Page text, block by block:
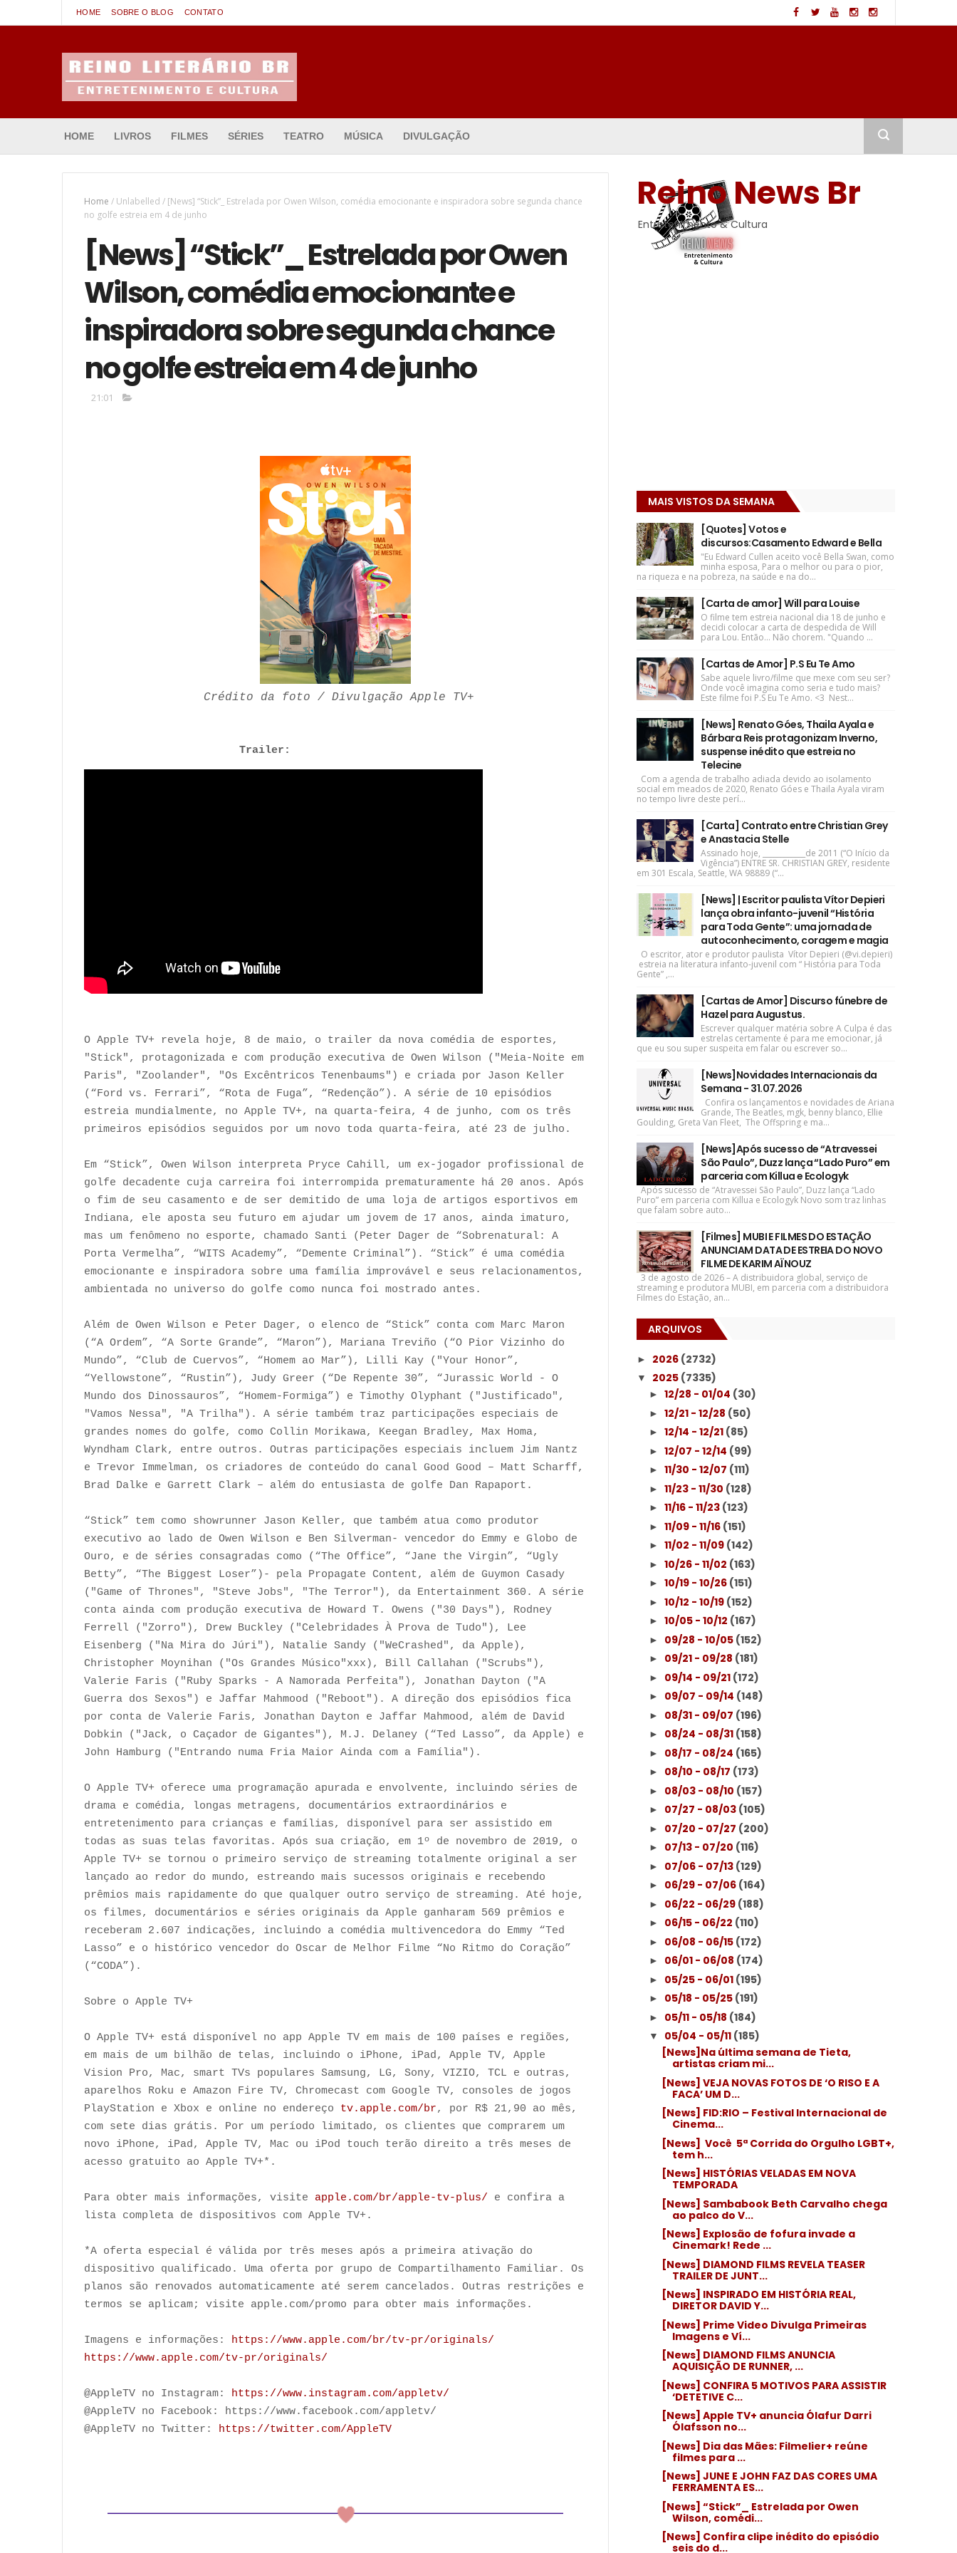
HOME SOBRE O BLOG CONTATO
HOME LIVROS FILMES SÉRIES TEATRO MÚSICA DIVULGAÇÃO
Home / Unlabelled / [News] “Stick”_ Estrelada por Owen Wilson, comédia emocionante e inspiradora sobre segunda chance
no golfe estreia em 4 de junho
[News] “Stick”_ Estrelada por Owen
Wilson, comédia emocionante e
inspiradora sobre segunda chance
no golfe estreia em 4 de junho
21:01
Crédito da foto / Divulgação Apple TV+
Trailer:
O Apple TV+ revela hoje, 8 de maio, o trailer da nova comédia de esportes,
"Stick", protagonizada e com produção executiva de Owen Wilson ("Meia-Noite em
Paris", "Zoolander", "Os Excêntricos Tenenbaums") e criada por Jason Keller
(“Ford vs. Ferrari”, “Rota de Fuga”, “Redenção”). A série de 10 episódios
estreia mundialmente, no Apple TV+, na quarta-feira, 4 de junho, com os três
primeiros episódios seguidos por um novo toda quarta-feira, até 23 de julho.
Em “Stick”, Owen Wilson interpreta Pryce Cahill, um ex-jogador profissional de
golfe decadente cuja carreira foi interrompida prematuramente há 20 anos. Após
o fim de seu casamento e de ser demitido de uma loja de artigos esportivos em
Indiana, ele aposta seu futuro em ajudar um jovem de 17 anos, ainda imaturo,
mas um fenômeno no esporte, chamado Santi (Peter Dager de “Sobrenatural: A
Porta Vermelha”, “WITS Academy”, “Demente Criminal”). “Stick” é uma comédia
emocionante e inspiradora sobre uma família improvável e seus relacionamentos,
ambientada no universo do golfe como nunca foi mostrado antes.
Além de Owen Wilson e Peter Dager, o elenco de “Stick” conta com Marc Maron
(“A Ordem”, “A Sorte Grande”, “Maron”), Mariana Treviño (“O Pior Vizinho do
Mundo”, “Club de Cuervos”, “Homem ao Mar”), Lilli Kay ("Your Honor”,
“Yellowstone”, “Rustin”), Judy Greer (“De Repente 30”, “Jurassic World - O
Mundo dos Dinossauros”, “Homem-Formiga”) e Timothy Olyphant ("Justificado",
"Vamos Nessa", "A Trilha"). A série também traz participações especiais de
grandes nomes do golfe, como Collin Morikawa, Keegan Bradley, Max Homa,
Wyndham Clark, entre outros. Outras participações especiais incluem Jim Nantz
e Trevor Immelman, os criadores de conteúdo do canal Good Good – Matt Scharff,
Brad Dalke e Garrett Clark – além do entusiasta de golfe Dan Rapaport.
“Stick” tem como showrunner Jason Keller, que também atua como produtor
executivo ao lado de Owen Wilson e Ben Silverman- vencedor do Emmy e Globo de
Ouro, e de séries consagradas como (“The Office”, “Jane the Virgin”, “Ugly
Betty”, “The Biggest Loser”)- pela Propagate Content, além de Guymon Casady
("Game of Thrones", "Steve Jobs", "The Terror"), da Entertainment 360. A série
conta ainda com produção executiva de Howard T. Owens ("30 Days"), Rodney
Ferrell ("Zorro"), Drew Buckley ("Celebridades À Prova de Tudo"), Lee
Eisenberg ("Na Mira do Júri"), Natalie Sandy ("WeCrashed", da Apple),
Christopher Moynihan ("Os Grandes Músico"xxx), Bill Callahan ("Scrubs"),
Valerie Faris ("Ruby Sparks - A Namorada Perfeita"), Jonathan Dayton ("A
Guerra dos Sexos") e Jaffar Mahmood ("Reboot"). A direção dos episódios fica
por conta de Valerie Faris, Jonathan Dayton e Jaffar Mahmood, além de David
Dobkin ("Jack, o Caçador de Gigantes"), M.J. Delaney (“Ted Lasso”, da Apple) e
John Hamburg ("Entrando numa Fria Maior Ainda com a Família").
O Apple TV+ oferece uma programação apurada e envolvente, incluindo séries de
drama e comédia, longas metragens, documentários extraordinários e
entretenimento para crianças e famílias, disponível para ser assistido em
todas as suas telas favoritas. Após sua criação, em 1º de novembro de 2019, o
Apple TV+ se tornou o primeiro serviço de streaming totalmente original a ser
lançado ao redor do mundo, estreando mais sucessos originais e recebendo
prêmios mais rapidamente do que qualquer outro serviço de streaming. Até hoje,
os filmes, documentários e séries originais da Apple ganharam 569 prêmios e
receberam 2.607 indicações, incluindo a comédia multivencedora do Emmy “Ted
Lasso” e o histórico vencedor do Oscar de Melhor Filme “No Ritmo do Coração”
(“CODA”).
Sobre o Apple TV+
O Apple TV+ está disponível no app Apple TV em mais de 100 países e regiões,
em mais de um bilhão de telas, incluindo o iPhone, iPad, Apple TV, Apple
Vision Pro, Mac, smart TVs populares Samsung, LG, Sony, VIZIO, TCL e outras,
aparelhos Roku e Amazon Fire TV, Chromecast com Google TV, consoles de jogos
PlayStation e Xbox e online no endereço tv.apple.com/br, por R$ 21,90 ao mês,
com sete dias grátis. Por um período limitado, os clientes que comprarem um
novo iPhone, iPad, Apple TV, Mac ou iPod touch terão direito a três meses de
acesso gratuito ao Apple TV+*.
Para obter mais informações, visite apple.com/br/apple-tv-plus/ e confira a
lista completa de dispositivos com Apple TV+.
*A oferta especial é válida por três meses após a primeira ativação do
dispositivo qualificado. Uma oferta por grupo de Compartilhamento Familiar. Os
planos são renovados automaticamente até serem cancelados. Outras restrições e
termos se aplicam; visite apple.com/promo para obter mais informações.
Imagens e informações: https://www.apple.com/br/tv-pr/originals/
https://www.apple.com/tv-pr/originals/
@AppleTV no Instagram: https://www.instagram.com/appletv/
@AppleTV no Facebook: https://www.facebook.com/appletv/
@AppleTV no Twitter: https://twitter.com/AppleTV
Reino News Br
Entretenimento & Cultura
MAIS VISTOS DA SEMANA
[Quotes] Votos e
discursos:Casamento Edward e Bella
"Eu Edward Cullen aceito você Bella Swan, como
minha esposa, Para o melhor ou para o pior,
na riqueza e na pobreza, na saúde e na do...
[Carta de amor] Will para Louise
O filme tem estreia nacional dia 18 de junho e
decidi colocar a carta de despedida de Will
para Lou. Então... Não chorem. "Quando ...
[Cartas de Amor] P.S Eu Te Amo
Sabe aquele livro/filme que mexe com seu ser?
Onde você imagina como seria e tudo mais?
Este filme foi P.S Eu Te Amo. <3 Nest...
[News] Renato Góes, Thaila Ayala e
Bárbara Reis protagonizam Inverno,
suspense inédito que estreia no
Telecine
Com a agenda de trabalho adiada devido ao isolamento
social em meados de 2020, Renato Góes e Thaila Ayala viram
no tempo livre deste perí...
[Carta] Contrato entre Christian Grey
e Anastacia Stelle
Assinado hoje, ____________de 2011 (“O Início da
Vigência”) ENTRE SR. CHRISTIAN GREY, residente
em 301 Escala, Seattle, WA 98889 (“...
[News] | Escritor paulista Vítor Depieri
lança obra infanto-juvenil “História
para Toda Gente”: uma jornada de
autoconhecimento, coragem e magia
O escritor, ator e produtor paulista Vítor Depieri (@vi.depieri)
estreia na literatura infanto-juvenil com “ História para Toda
Gente” ,...
[Cartas de Amor] Discurso fúnebre de
Hazel para Augustus.
Escrever qualquer matéria sobre A Culpa é das
estrelas certamente é para me emocionar, já
que eu sou super suspeita em falar ou escrever so...
[News]Novidades Internacionais da
Semana - 31.07.2026
Confira os lançamentos e novidades de Ariana
Grande, The Beatles, mgk, benny blanco, Ellie
Goulding, Greta Van Fleet, The Offspring e ma...
[News]Após sucesso de “Atravessei
São Paulo”, Duzz lança “Lado Puro” em
parceria com Killua e Ecologyk
Após sucesso de “Atravessei São Paulo”, Duzz lança “Lado
Puro” em parceria com Killua e Ecologyk Novo som traz linhas
que falam sobre auto...
[Filmes] MUBI E FILMES DO ESTAÇÃO
ANUNCIAM DATA DE ESTREIA DO NOVO
FILME DE KARIM AÏNOUZ
3 de agosto de 2026 – A distribuidora global, serviço de
streaming e produtora MUBI, em parceria com a distribuidora
Filmes do Estação, an...
ARQUIVOS
► 2026 (2732)
▼ 2025 (7335)
►12/28 - 01/04 (30)
►12/21 - 12/28 (50)
►12/14 - 12/21 (85)
►12/07 - 12/14 (99)
►11/30 - 12/07 (111)
►11/23 - 11/30 (128)
►11/16 - 11/23 (123)
►11/09 - 11/16 (151)
►11/02 - 11/09 (142)
►10/26 - 11/02 (163)
►10/19 - 10/26 (151)
►10/12 - 10/19 (152)
►10/05 - 10/12 (167)
► 09/28 - 10/05 (152)
► 09/21 - 09/28 (181)
► 09/14 - 09/21 (172)
► 09/07 - 09/14 (148)
► 08/31 - 09/07 (196)
► 08/24 - 08/31 (158)
► 08/17 - 08/24 (165)
► 08/10 - 08/17 (173)
► 08/03 - 08/10 (157)
► 07/27 - 08/03 (105)
► 07/20 - 07/27 (200)
► 07/13 - 07/20 (116)
► 07/06 - 07/13 (129)
► 06/29 - 07/06 (164)
► 06/22 - 06/29 (188)
► 06/15 - 06/22 (110)
► 06/08 - 06/15 (172)
► 06/01 - 06/08 (174)
► 05/25 - 06/01 (195)
► 05/18 - 05/25 (191)
► 05/11 - 05/18 (184)
▼ 05/04 - 05/11 (185)
[News]Na última semana de Tieta,
artistas criam mi...
[News] VEJA NOVAS FOTOS DE ‘O RISO E A
FACA’ UM D...
[News] FID:RIO – Festival Internacional de
Cinema...
[News] ​ Você ​ 5ª Corrida do Orgulho LGBT+,
tem h...
[News] HISTÓRIAS VELADAS EM NOVA
TEMPORADA
[News] Sambabook Beth Carvalho chega
ao palco do V...
[News] Explosão de fofura invade a
Cinemark! Rede ...
[News] DIAMOND FILMS REVELA TEASER
TRAILER DE JUNT...
[News] INSPIRADO EM HISTÓRIA REAL,
DIRETOR DAVID Y...
[News] Prime Video Divulga Primeiras
Imagens e Ví...
[News] DIAMOND FILMS ANUNCIA
AQUISIÇÃO DE RUNNER, ...
[News] CONFIRA 5 MOTIVOS PARA ASSISTIR
‘DETETIVE C...
[News] Apple TV+ anuncia Ólafur Darri
Ólafsson no...
[News] Dia das Mães: Filmelier+ reúne
filmes para ...
[News] JUNE E JOHN FAZ DAS CORES UMA
FERRAMENTA ES...
[News] “Stick”_ Estrelada por Owen
Wilson, comédi...
[News] Confira clipe inédito do episódio
seis do d...